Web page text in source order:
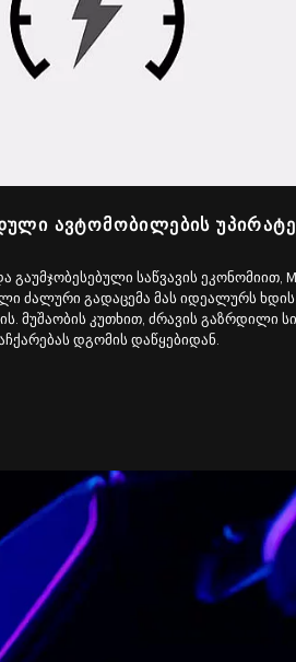
ᲐᲕᲢᲝᲛᲝᲑᲘᲚᲔᲑᲘᲡ
საწვავის ეკონომიით,
ძალური გადაცემა მას იდეალურს
მუშაობის კუთხით, ძრავის გაზრდილი
დგომის დაწყებიდან.